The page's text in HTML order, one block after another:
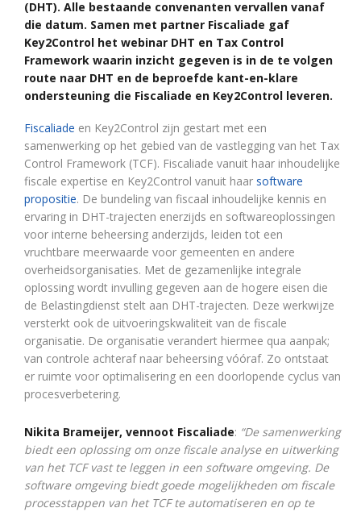
(DHT). Alle bestaande convenanten vervallen vanaf
die datum. Samen met partner Fiscaliade gaf
Key2Control het webinar DHT en Tax Control
Framework waarin inzicht gegeven is in de te volgen
route naar DHT en de beproefde kant-en-klare
ondersteuning die Fiscaliade en Key2Control leveren.
Fiscaliade en Key2Control zijn gestart met een
samenwerking op het gebied van de vastlegging van het Tax
Control Framework (TCF). Fiscaliade vanuit haar inhoudelijke
fiscale expertise en Key2Control vanuit haar software
propositie. De bundeling van fiscaal inhoudelijke kennis en
ervaring in DHT-trajecten enerzijds en softwareoplossingen
voor interne beheersing anderzijds, leiden tot een
vruchtbare meerwaarde voor gemeenten en andere
overheidsorganisaties. Met de gezamenlijke integrale
oplossing wordt invulling gegeven aan de hogere eisen die
de Belastingdienst stelt aan DHT-trajecten. Deze werkwijze
versterkt ook de uitvoeringskwaliteit van de fiscale
organisatie. De organisatie verandert hiermee qua aanpak;
van controle achteraf naar beheersing vóóraf. Zo ontstaat
er ruimte voor optimalisering en een doorlopende cyclus van
procesverbetering.
Nikita Brameijer, vennoot Fiscaliade: “De samenwerking
biedt een oplossing om onze fiscale analyse en uitwerking
van het TCF vast te leggen in een software omgeving. De
software omgeving biedt goede mogelijkheden om fiscale
processtappen van het TCF te automatiseren en op te